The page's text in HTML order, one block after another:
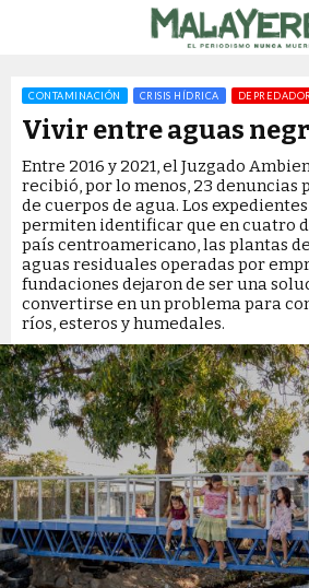
CONTAMINACIÓN CRISIS HÍDRICA
Vivir entre aguas
Entre 2016 y 2021, el Juzgado
recibió, por lo menos, 23 denuncias
de cuerpos de agua. Los
permiten identificar que en cuatro
país centroamericano, las plantas
aguas residuales operadas por
fundaciones dejaron de ser una
convertirse en un problema para
ríos, esteros y humedales.